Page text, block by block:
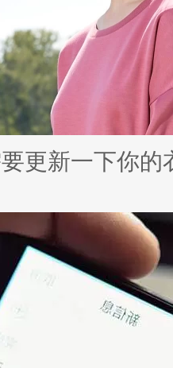
机无人贩卖机
这一行业新尝